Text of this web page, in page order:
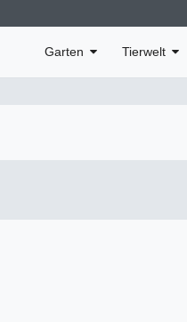
Garten Tierwelt